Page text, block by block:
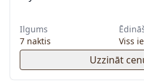
Ilgums
7 naktis
Viss
Uzzināt